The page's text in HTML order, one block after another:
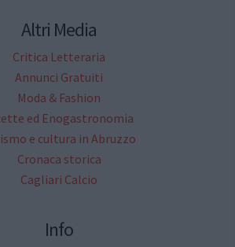
Altri Media
Critica Letteraria
Annunci Gratuiti
Moda & Fashion
ed Enogastronomia
e cultura in Abruzzo
Cronaca storica
Cagliari Calcio
Info